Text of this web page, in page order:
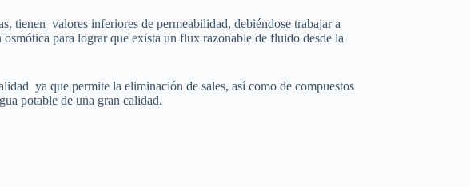
tienen valores inferiores de permeabilidad, debiéndose trabajar a
para lograr que exista un flux razonable de fluido desde la
ya que permite la eliminación de sales, así como de compuestos
potable de una gran calidad.